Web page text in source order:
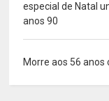
especial de Natal
anos 90
Morre aos 56 anos